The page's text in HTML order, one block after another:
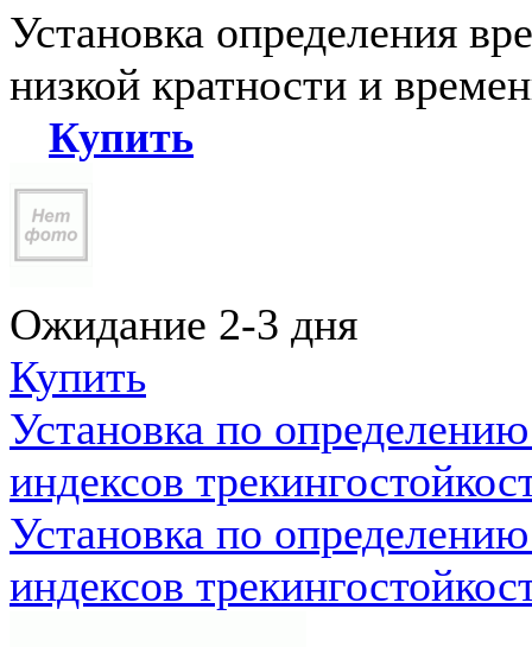
Установка определения
низкой кратности и
Купить
Ожидание 2-3 дня
Купить
Установка по
индексов
Установка по
индексов